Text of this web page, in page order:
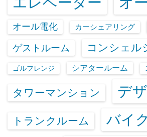
オール電化 カーシェアリング
ゲストルーム コンシェル
ゴルフレンジ シアタールーム
タワーマンション デ
トランクルーム バイ